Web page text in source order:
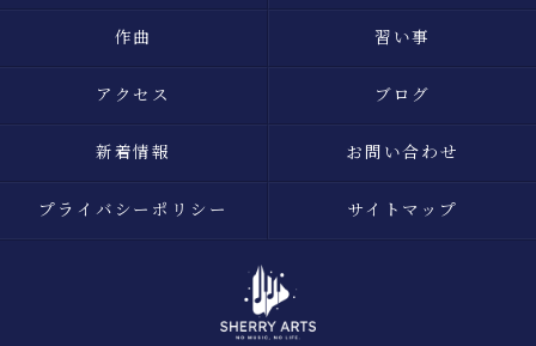
作曲 習い事
アクセス ブログ
新着情報 お問い合わせ
プライバシーポリシー サイトマップ